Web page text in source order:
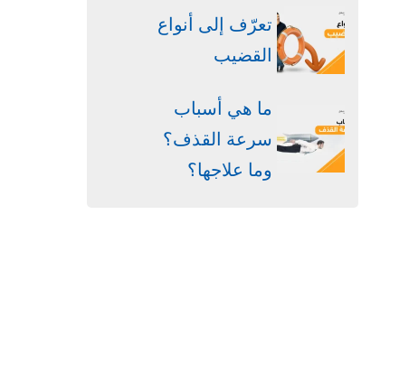
تعرّف إلى أنواع
القضيب
ما هي أسباب
سرعة القذف؟
وما علاجها؟